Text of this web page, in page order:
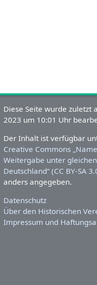
Diese Seite wurde zuletzt
2023 um 10:01 Uhr
Der Inhalt ist verfügbar
Creative Commons
Weitergabe unter
Deutschland“ (CC BY-SA
anders angegeben.
Datenschutz
Über den Historischen
Impressum und